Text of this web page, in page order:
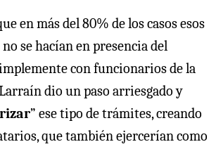
en más del 80% de los casos esos
se hacían en presencia del
con funcionarios de la
dio un paso arriesgado y
” ese tipo de trámites, creando
que también ejercerían como